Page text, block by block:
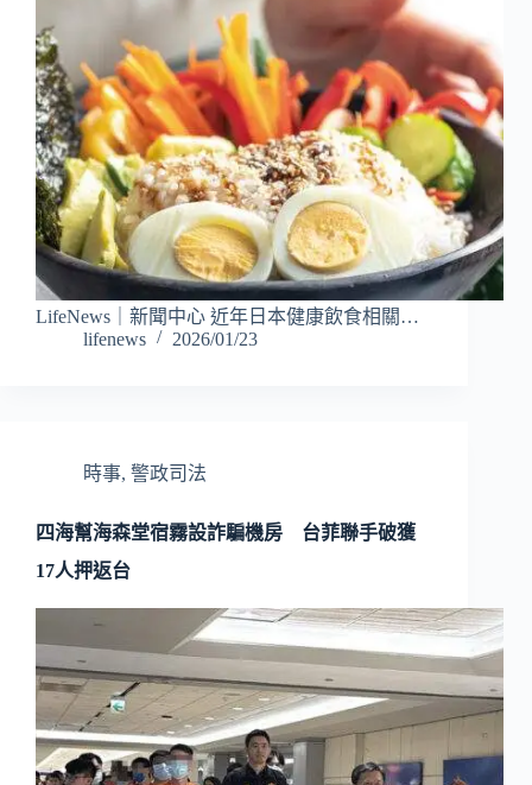
LifeNews｜新聞中心 近年日本健康飲食相關…
lifenews
2026/01/23
時事, 警政司法
四海幫海森堂宿霧設詐騙機房 台菲聯手破獲
17人押返台